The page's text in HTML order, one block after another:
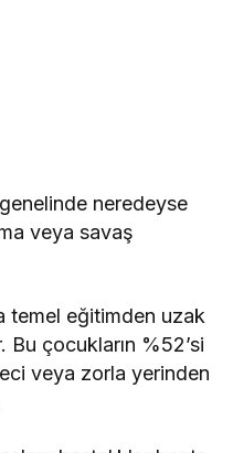
neredeyse
veya savaş
temel eğitimden uzak
çocukların %52’si
veya zorla yerinden